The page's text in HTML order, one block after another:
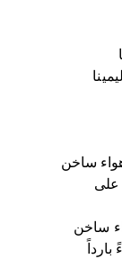
ساخن
على
ساخن